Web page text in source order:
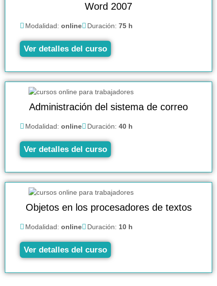
Word 2007
Modalidad: online Duración: 75 h
Ver detalles del curso
Administración del sistema de correo
Modalidad: online Duración: 40 h
Ver detalles del curso
Objetos en los procesadores de textos
Modalidad: online Duración: 10 h
Ver detalles del curso